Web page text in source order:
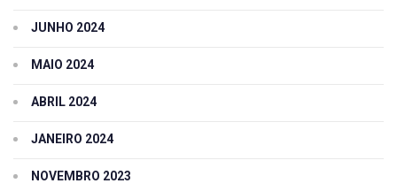
JUNHO 2024
MAIO 2024
ABRIL 2024
JANEIRO 2024
NOVEMBRO 2023